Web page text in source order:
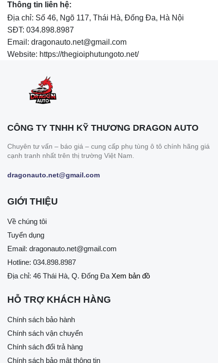
Thông tin liên hệ:
Địa chỉ: Số 46, Ngõ 117, Thái Hà, Đống Đa, Hà Nội
SĐT: 034.898.8987
Email: dragonauto.net@gmail.com
Website: https://thegioiphutungoto.net/
CÔNG TY TNHH KỸ THƯƠNG DRAGON AUTO
Chuyên tư vấn – báo giá – cung cấp phụ tùng ô tô chính hãng giá
cạnh tranh nhất trên thị trường Việt Nam.
dragonauto.net@gmail.com
GIỚI THIỆU
Về chúng tôi
Tuyển dụng
Email: dragonauto.net@gmail.com
Hotline: 034.898.8987
Địa chỉ: 46 Thái Hà, Q. Đống Đa Xem bản đồ
HỖ TRỢ KHÁCH HÀNG
Chính sách bảo hành
Chính sách vận chuyển
Chính sách đổi trả hàng
Chính sách bảo mật thông tin